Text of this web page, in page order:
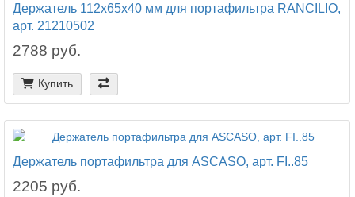
Держатель 112х65х40 мм для портафильтра RANCILIO,
арт. 21210502
2788 руб.
Купить
Держатель портафильтра для ASCASO, арт. FI..85
2205 руб.